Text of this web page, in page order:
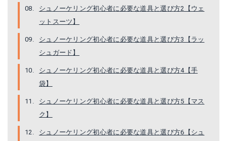
シュノーケリング初心者に必要な道具と選び方2【ウェ
ットスーツ】
シュノーケリング初心者に必要な道具と選び方3【ラッ
シュガード】
シュノーケリング初心者に必要な道具と選び方4【手
袋】
シュノーケリング初心者に必要な道具と選び方5【マス
ク】
シュノーケリング初心者に必要な道具と選び方6【シュ